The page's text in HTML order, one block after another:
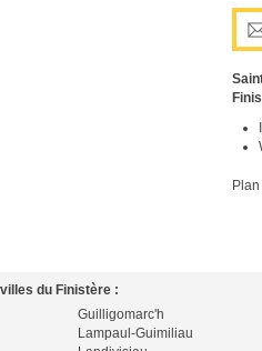
du Finistère :
Guilligomarc'h
Lampaul-Guimiliau